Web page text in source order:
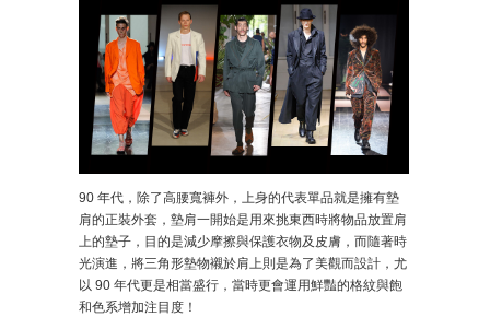
90 年代，除了高腰寬褲外，上身的代表單品就是擁有墊
肩的正裝外套，墊肩一開始是用來挑東西時將物品放置肩
上的墊子，目的是減少摩擦與保護衣物及皮膚，而隨著時
光演進，將三角形墊物襯於肩上則是為了美觀而設計，尤
以 90 年代更是相當盛行，當時更會運用鮮豔的格紋與飽
和色系增加注目度！